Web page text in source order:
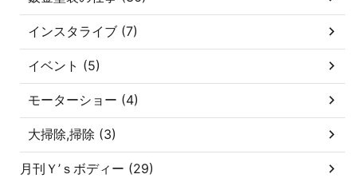
インスタライブ (7)
イベント (5)
モーターショー (4)
大掃除,掃除 (3)
月刊Ｙ’ｓボディー (29)